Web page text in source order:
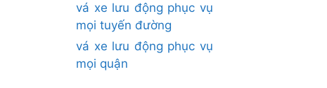
vá xe lưu động phục vụ
mọi tuyến đường
vá xe lưu động phục vụ
mọi quận